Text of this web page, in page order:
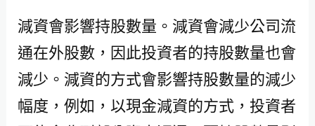
減資會影響持股數量。減資會減少公司流
通在外股數，因此投資者的持股數量也會
減少。減資的方式會影響持股數量的減少
幅度，例如，以現金減資的方式，投資者